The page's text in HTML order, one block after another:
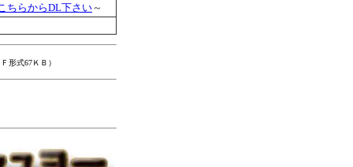
ちらからDL下さい～
Ｆ形式67ＫＢ）